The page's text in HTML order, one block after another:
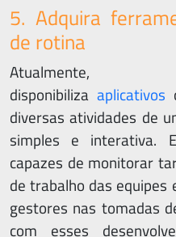
5. Adquira
de rotina
disponibilizaaplicativos
diversas atividades de
simples e interativa.
capazes de monitorar
de trabalho das equipes
gestores nas tomadas
com esses